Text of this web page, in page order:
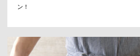
ン！